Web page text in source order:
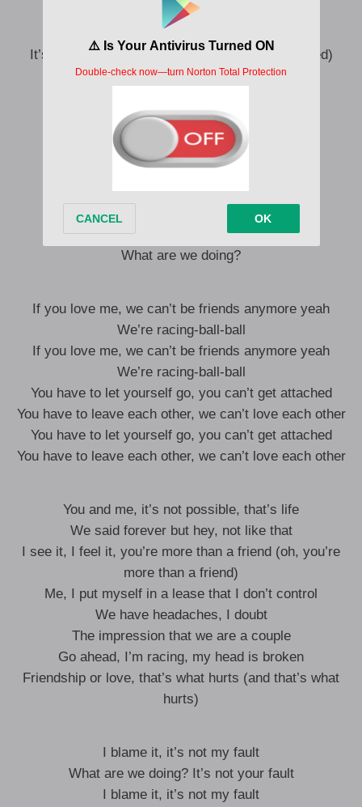
It’s getting weird, it’s complicated
I don’t want to put myself in a quagmire
It’s going crazy, it’s complicated (it’s complicated)
I have a headache, I’m freewheeling
I see us both in the car
I see us both in the car
I blame it, it’s not my fault
What are we doing? It’s not your fault
I blame it, it’s not my fault
What are we doing?
If you love me, we can’t be friends anymore yeah
We’re racing-ball-ball
If you love me, we can’t be friends anymore yeah
We’re racing-ball-ball
You have to let yourself go, you can’t get attached
You have to leave each other, we can’t love each other
You have to let yourself go, you can’t get attached
You have to leave each other, we can’t love each other
You and me, it’s not possible, that’s life
We said forever but hey, not like that
I see it, I feel it, you’re more than a friend (oh, you’re
more than a friend)
Me, I put myself in a lease that I don’t control
We have headaches, I doubt
The impression that we are a couple
Go ahead, I’m racing, my head is broken
Friendship or love, that’s what hurts (and that’s what
hurts)
I blame it, it’s not my fault
What are we doing? It’s not your fault
I blame it, it’s not my fault